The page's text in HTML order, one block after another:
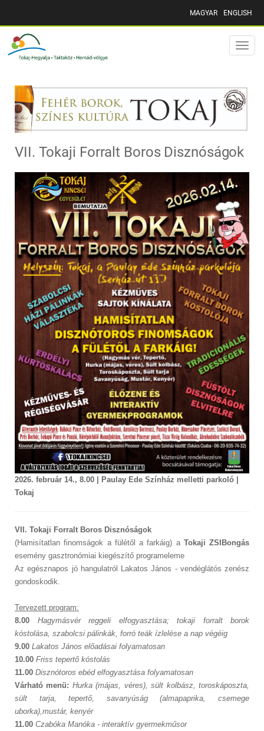
MAGYAR ENGLISH
Toggle
VII. Tokaji Forralt Boros Disznóságok
2026. február 14., 8.00 | Paulay Ede Színház melletti parkoló |
Tokaj
VII. Tokaji Forralt Boros Disznóságok
(Hamisítatlan finomságok a fülétől a farkáig) a Tokaji ZSIBongás
esemény gasztronómiai kiegészítő programeleme
Az egésznapos jó hangulatról Lakatos János - vendéglátós zenész
gondoskodik.
Tervezett program:
8.00
Hagymásvér reggeli elfogyasztása; tokaji forralt borok
kóstolása, szabolcsi pálinkák, forró teák ízlelése a nap végéig
9.00 Lakatos János előadásai folyamatosan
10.00 Friss tepertő kóstolás
11.00 Disznótoros ebéd elfogyasztása folyamatosan
Várható menü: Hurka (májas, véres), sült kolbász, toroskáposzta,
sült tarja, tepertő, savanyúság (almapaprika, csemege
uborka),mustár, kenyér
11.00 Czabóka Manóka - interaktív gyermekműsor